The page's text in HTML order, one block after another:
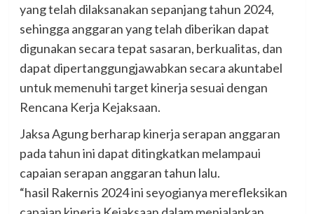
yang telah dilaksanakan sepanjang tahun 2024,
sehingga anggaran yang telah diberikan dapat
digunakan secara tepat sasaran, berkualitas, dan
dapat dipertanggungjawabkan secara akuntabel
untuk memenuhi target kinerja sesuai dengan
Rencana Kerja Kejaksaan.
Jaksa Agung berharap kinerja serapan anggaran
pada tahun ini dapat ditingkatkan melampaui
capaian serapan anggaran tahun lalu.
“hasil Rakernis 2024 ini seyogianya merefleksikan